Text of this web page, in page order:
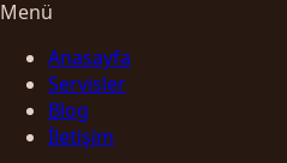
Menü
Anasayfa
Servisler
Blog
İletişim